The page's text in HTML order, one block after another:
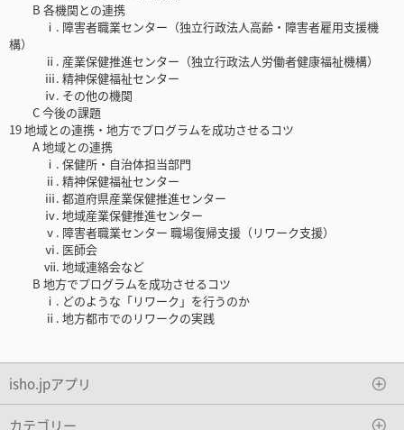
B 各機関との連携
ⅰ. 障害者職業センター（独立行政法人高齢・障害者雇用支援機
構）
ⅱ. 産業保健推進センター（独立行政法人労働者健康福祉機構）
ⅲ. 精神保健福祉センター
ⅳ. その他の機関
C 今後の課題
19 地域との連携・地方でプログラムを成功させるコツ
A 地域との連携
ⅰ. 保健所・自治体担当部門
ⅱ. 精神保健福祉センター
ⅲ. 都道府県産業保健推進センター
ⅳ. 地域産業保健推進センター
ⅴ. 障害者職業センター 職場復帰支援（リワーク支援）
ⅵ. 医師会
ⅶ. 地域連絡会など
B 地方でプログラムを成功させるコツ
ⅰ. どのような「リワーク」を行うのか
ⅱ. 地方都市でのリワークの実践
isho.jpアプリ
カテゴリー